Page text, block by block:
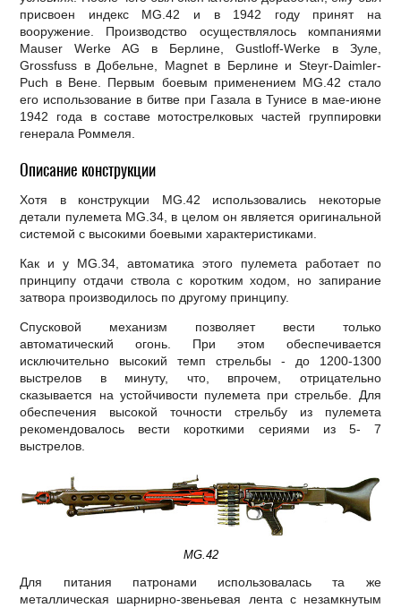
присвоен индекс MG.42 и в 1942 году принят на
вооружение. Производство осуществлялось компаниями
Mauser Werke AG в Берлине, Gustloff-Werke в Зуле,
Grossfuss в Добельне, Magnet в Берлине и Steyr-Daimler-
Puch в Вене. Первым боевым применением MG.42 стало
его использование в битве при Газала в Тунисе в мае-июне
1942 года в составе мотострелковых частей группировки
генерала Роммеля.
Описание конструкции
Хотя в конструкции МG.42 использовались некоторые
детали пулемета МG.34, в целом он является оригинальной
системой с высокими боевыми характеристиками.
Как и у МG.34, автоматика этого пулемета работает по
принципу отдачи ствола с коротким ходом, но запирание
затвора производилось по другому принципу.
Спусковой механизм позволяет вести только
автоматический огонь. При этом обеспечивается
исключительно высокий темп стрельбы - до 1200-1300
выстрелов в минуту, что, впрочем, отрицательно
сказывается на устойчивости пулемета при стрельбе. Для
обеспечения высокой точности стрельбу из пулемета
рекомендовалось вести короткими сериями из 5- 7
выстрелов.
MG.42
Для питания патронами использовалась та же
металлическая шарнирно-звеньевая лента с незамкнутым